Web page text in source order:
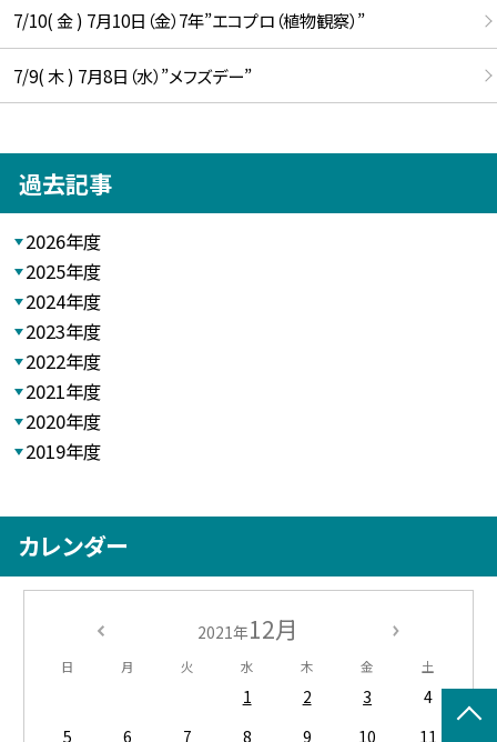
7/10( 金 ) 7月10日（金）7年”エコプロ（植物観察）”
7/9( 木 ) 7月8日（水）”メフズデー”
過去記事
2026年度
2025年度
2024年度
2023年度
2022年度
2021年度
2020年度
2019年度
カレンダー
2021年12月
日 月 火 水 木 金 土
1 2 3
4
5
6 7 8 9 10 11